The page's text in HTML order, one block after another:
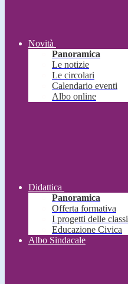
Novità
Panoramica
Le notizie
Le circolari
Calendario eventi
Albo online
Didattica
Panoramica
Offerta formativa
I progetti delle classi
Educazione Civica
Albo Sindacale